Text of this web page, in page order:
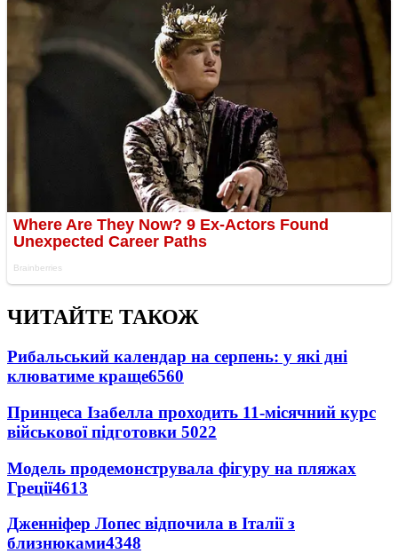
ЧИТАЙТЕ ТАКОЖ
Рибальський календар на серпень: у які дні
клюватиме краще6560
Принцеса Ізабелла проходить 11-місячний курс
військової підготовки 5022
Модель продемонструвала фігуру на пляжах
Греції4613
Дженніфер Лопес відпочила в Італії з
близнюками4348